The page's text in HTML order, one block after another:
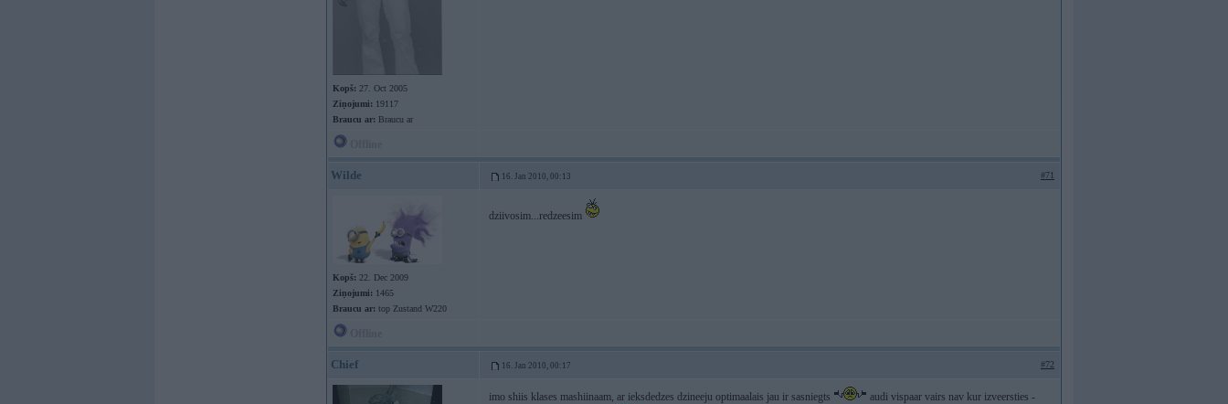
Kopš: 27. Oct 2005
Ziņojumi: 19117
Braucu ar: Braucu ar
Wilde 16. Jan 2010, 00:13 #71
Kopš: 22. Dec 2009
Ziņojumi: 1465
Braucu ar: top Zustand W220
dziivosim...redzeesim
Chief 16. Jan 2010, 00:17 #72
imo shiis klases mashiinaam, ar ieksdedzes dzineeju optimaalais jau ir sasniegts
audi vispaar vairs nav kur izveersties -